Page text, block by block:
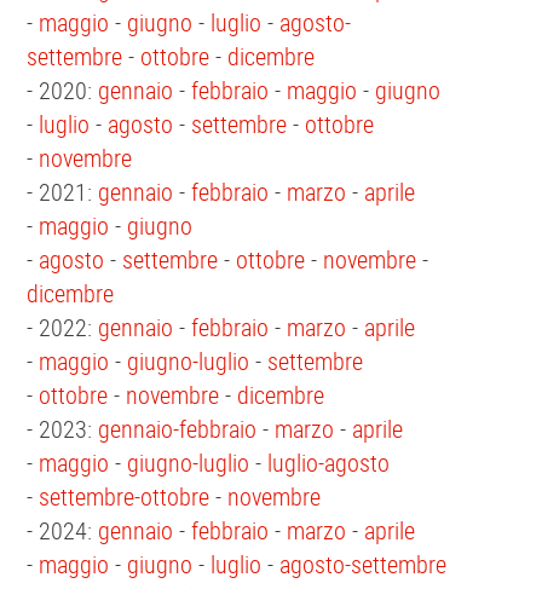
- maggio - giugno - luglio - agosto-
settembre- ottobre- dicembre
- 2020: gennaio -febbraio - maggio - giugno
- luglio - agosto - settembre- ottobre
- novembre
- 2021: gennaio -febbraio - marzo - aprile
- maggio - giugno
- agosto - settembre- ottobre- novembre-
dicembre
- 2022: gennaio -febbraio - marzo - aprile
- maggio - giugno-luglio - settembre
- ottobre- novembre- dicembre
- 2023: gennaio-febbraio - marzo - aprile
- maggio - giugno-luglio - luglio-agosto
- settembre-ottobre- novembre
- 2024: gennaio -febbraio - marzo - aprile
- maggio - giugno - luglio - agosto-settembre